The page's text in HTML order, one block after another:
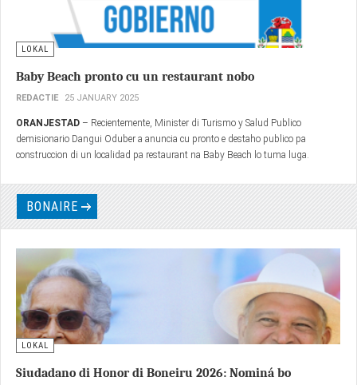
WILLEMSTAD - Djárason 28 di mei 2025, den kompania di minister
Dayanara Chin-A-Lien - Roozendal, ministerio di Desaroyo Sosial, Labor i
Bienestar (SOAW) pa medio di sektor Famia i Hubentut, a tene un seremonia,
Protekshon’.
Baby Beach pronto cu un restaurant nobo
ORANJESTAD– Recientemente, Minister di Turismo y Salud Publico
demisionario Dangui Oduber a anuncia cu pronto e destaho publico pa
construccion di un localidad pa restaurant na Baby Beach lo tuma luga.
BONAIRE